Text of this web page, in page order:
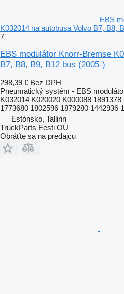
EBS
K032014 na autobusa Volvo B7, B8,
7
EBS modulátor Knorr-Bremse
B7, B8, B9, B12 bus (2005-)
298,39 € Bez DPH
Pneumatický systém - EBS
K032014 K020020 K000088
1773680 1802596 1879280 1442936
Estónsko, Tallinn
TruckParts Eesti OÜ
Obráťte sa na predajcu